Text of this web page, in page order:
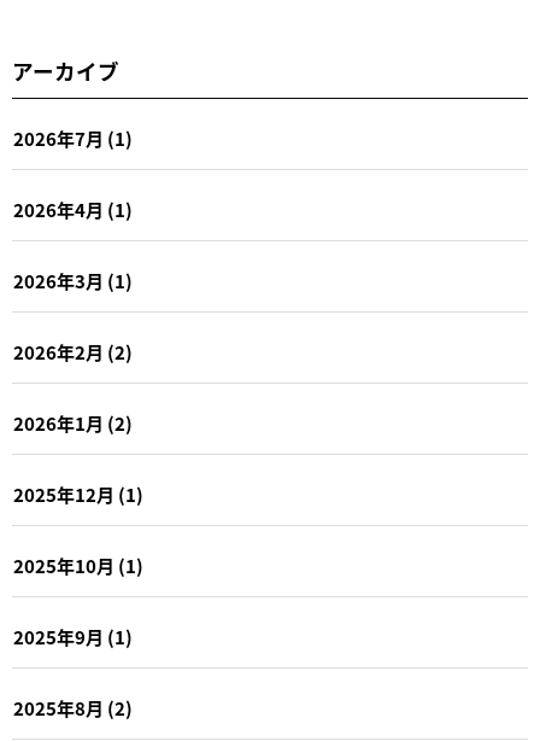
アーカイブ
2026年7月 (1)
2026年4月 (1)
2026年3月 (1)
2026年2月 (2)
2026年1月 (2)
2025年12月 (1)
2025年10月 (1)
2025年9月 (1)
2025年8月 (2)